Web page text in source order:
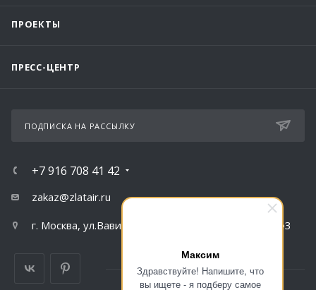
Максим
Здравствуйте! Напишите, что
вы ищете - я подберу самое
ПРОЕКТЫ
ПРЕСС-ЦЕНТР
ПОДПИСКА НА РАССЫЛКУ
+7 916 708 41 42
zakaz@zlatair.ru
г. Москва, ул.Вавилова, д.79, корпус 1, подъезд №3